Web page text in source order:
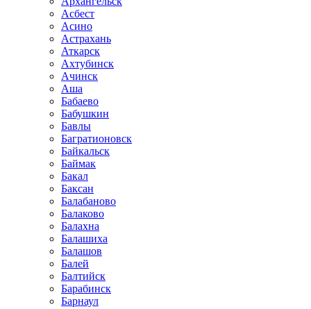
Асбест
Асино
Астрахань
Аткарск
Ахтубинск
Ачинск
Аша
Бабаево
Бабушкин
Бавлы
Багратионовск
Байкальск
Баймак
Бакал
Баксан
Балабаново
Балаково
Балахна
Балашиха
Балашов
Балей
Балтийск
Барабинск
Барнаул